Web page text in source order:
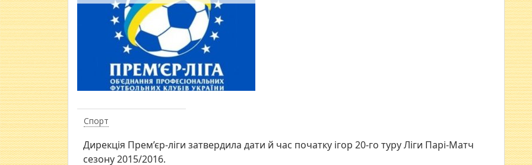
Спорт
Дирекція Прем’єр-ліги затвердила дати й час початку ігор 20-го туру Ліги Парі-Матч
сезону 2015/2016.